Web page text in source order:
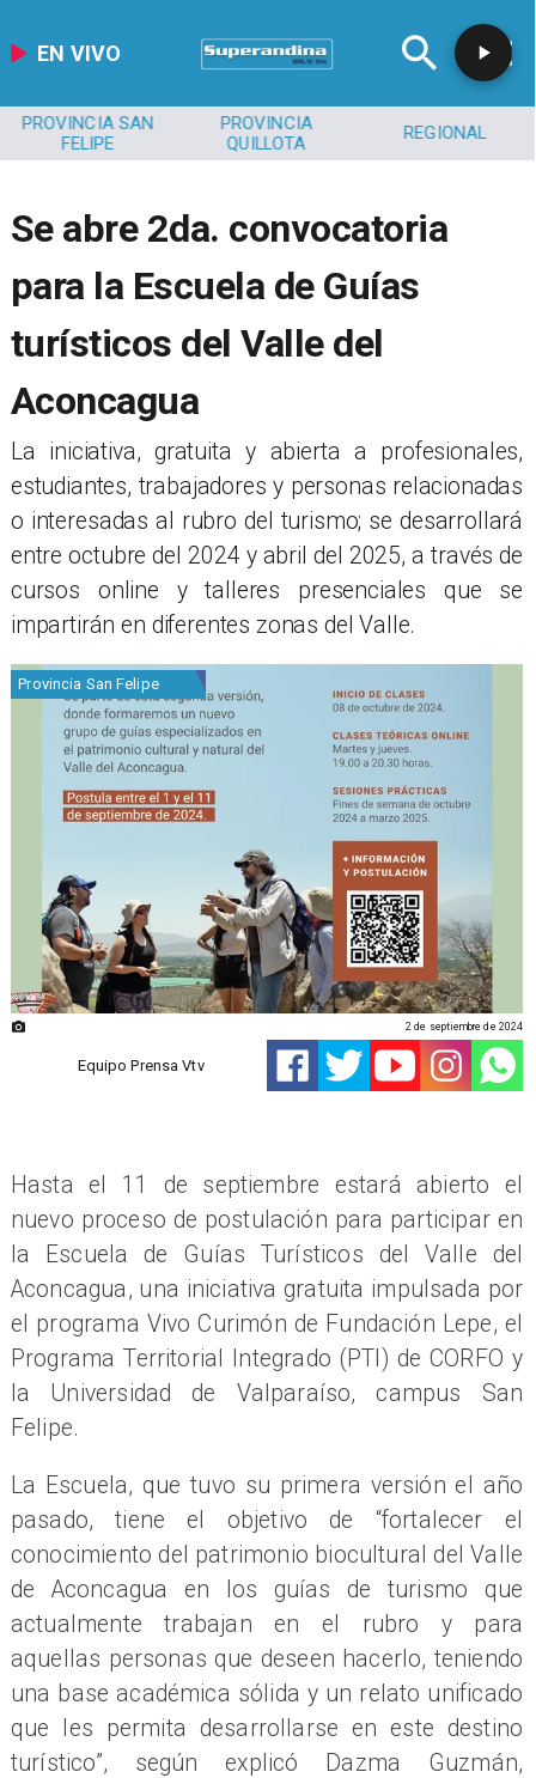
EN VIVO
PROVINCIA SAN
FELIPE
PROVINCIA
QUILLOTA
REGIONAL
Se abre 2da. convocatoria
para la Escuela de Guías
turísticos del Valle del
Aconcagua
La iniciativa, gratuita y abierta a profesionales,
estudiantes, trabajadores y personas relacionadas
o interesadas al rubro del turismo; se desarrollará
entre octubre del 2024 y abril del 2025, a través de
cursos online y talleres presenciales que se
impartirán en diferentes zonas del Valle.
Provincia San Felipe
Equipo Prensa Vtv
2 de septiembre de 2024
Hasta el 11 de septiembre estará abierto el
nuevo proceso de postulación para participar en
la Escuela de Guías Turísticos del Valle del
Aconcagua, una iniciativa gratuita impulsada por
el programa Vivo Curimón de Fundación Lepe, el
Programa Territorial Integrado (PTI) de CORFO y
la Universidad de Valparaíso, campus San
Felipe.
La Escuela, que tuvo su primera versión el año
pasado, tiene el objetivo de “fortalecer el
conocimiento del patrimonio biocultural del Valle
de Aconcagua en los guías de turismo que
actualmente trabajan en el rubro y para
aquellas personas que deseen hacerlo, teniendo
una base académica sólida y un relato unificado
que les permita desarrollarse en este destino
turístico”, según explicó Dazma Guzmán,